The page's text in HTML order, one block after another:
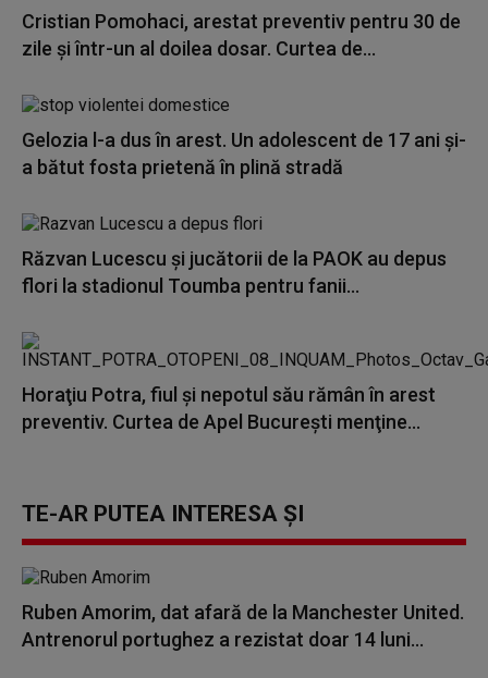
Cristian Pomohaci, arestat preventiv pentru 30 de
zile și într-un al doilea dosar. Curtea de...
Gelozia l-a dus în arest. Un adolescent de 17 ani și-
a bătut fosta prietenă în plină stradă
Răzvan Lucescu şi jucătorii de la PAOK au depus
flori la stadionul Toumba pentru fanii...
Horaţiu Potra, fiul şi nepotul său rămân în arest
preventiv. Curtea de Apel Bucureşti menţine...
TE-AR PUTEA INTERESA ȘI
Ruben Amorim, dat afară de la Manchester United.
Antrenorul portughez a rezistat doar 14 luni...